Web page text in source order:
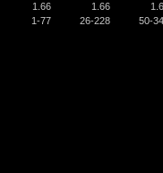
1.66 1.66
1-77 26-228 50-